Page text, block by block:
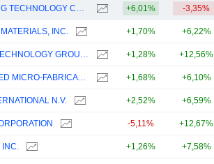
HWATSING TECHNOLOGY CO., LTD. +6,01% -3,35%
INC. +1,70% +6,22%
NAURA TECHNOLOGY GROUP CO., LTD. +1,28% +12,56%
ADVANCED MICRO-FABRICATION EQUIPMENT INC. CHINA +1,68% +6,10%
N.V. +2,52% +6,59%
-5,11% +12,67%
INC. +1,26% +7,58%